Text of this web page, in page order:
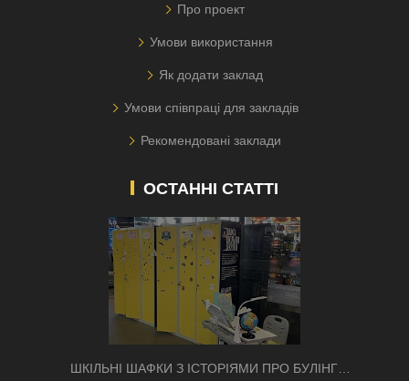
Про проект
Умови використання
Як додати заклад
Умови співпраці для закладів
Рекомендовані заклади
ОСТАННІ СТАТТІ
ШКІЛЬНІ ШАФКИ З ІСТОРІЯМИ ПРО БУЛІНГ